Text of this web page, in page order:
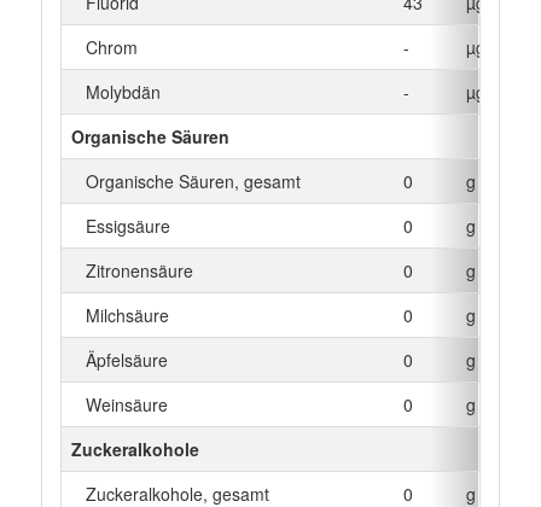
Chrom
-
µg
Molybdän
-
µg
Organische Säuren
Organische Säuren, gesamt
0
g
Essigsäure
0
g
Zitronensäure
0
g
Milchsäure
0
g
Äpfelsäure
0
g
Weinsäure
0
g
Zuckeralkohole
Zuckeralkohole, gesamt
0
g